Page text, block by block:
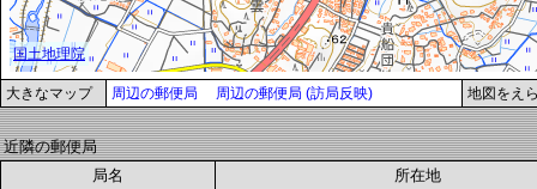
大きなマップ 周辺の郵便局 周辺の郵便局 (訪局反映) 地図をえ
近隣の郵便局
局名
所在地